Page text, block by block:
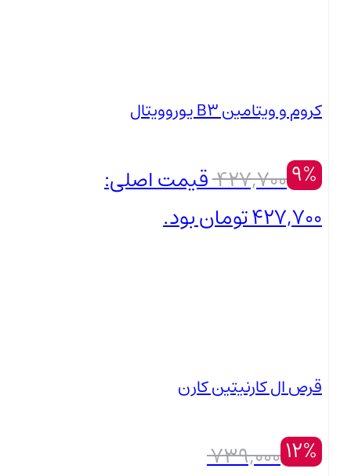
کروم و ویتامین B3 یوروویتال
9%
427,700 قیمت اصلی:
427,700 تومان بود.
قرص ال کارنیتین کارن
12%
739,000